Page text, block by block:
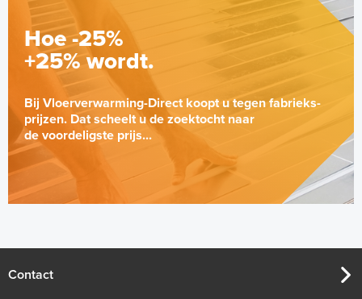
Hoe -25%
+25% wordt.
Bij Vloerverwarming-Direct koopt u tegen fabrieks-
prijzen. Dat scheelt u de zoektocht naar
de voordeligste prijs...
Contact